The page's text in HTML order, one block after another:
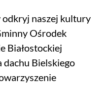
odkryj naszej kultury
Ośrodek
Białostockiej
dachu Bielskiego